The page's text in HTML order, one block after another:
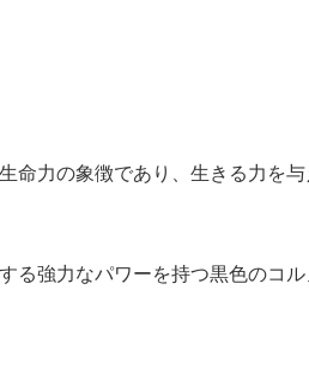
命力の象徴であり、生きる力を
る強力なパワーを持つ黒色のコ